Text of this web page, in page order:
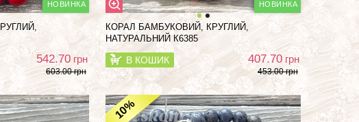
542.70грн
603.00 грн
КОРАЛ БАМБУКОВИЙ, КРУГЛИЙ,
НАТУРАЛЬНИЙ К6385
В КОШИК 407.70 грн
453.00 грн
10%